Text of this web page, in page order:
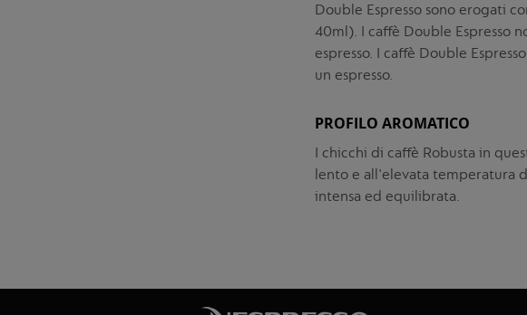
Double Espresso sono erogati
40ml). I caffè Double Espresso
espresso. I caffè Double
un espresso.
PROFILO AROMATICO
I chicchi di caffè Robusta in
lento e all'elevata temperatura
intensa ed equilibrata.